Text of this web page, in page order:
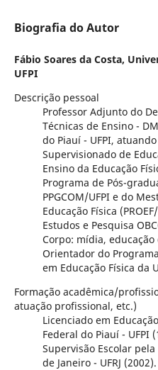
Biografia do Autor
Fábio Soares da Costa,
UFPI
Descrição pessoal
Professor Adjunto do
Técnicas de Ensino -
do Piauí - UFPI,
Supervisionado de
Ensino da Educação
Programa de Pós-
PPGCOM/UFPI e do
Educação Física
Estudos e Pesquisa
Corpo: mídia, educação
Orientador do
em Educação Física da
Formação acadêmica/
atuação profissional, etc.)
Licenciado em
Federal do Piauí - UFPI
Supervisão Escolar
de Janeiro - UFRJ